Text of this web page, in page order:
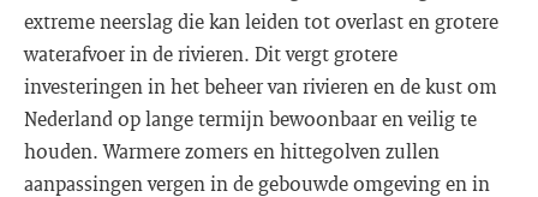
extreme neerslag die kan leiden tot overlast en grotere
waterafvoer in de rivieren. Dit vergt grotere
investeringen in het beheer van rivieren en de kust om
Nederland op lange termijn bewoonbaar en veilig te
houden. Warmere zomers en hittegolven zullen
aanpassingen vergen in de gebouwde omgeving en in